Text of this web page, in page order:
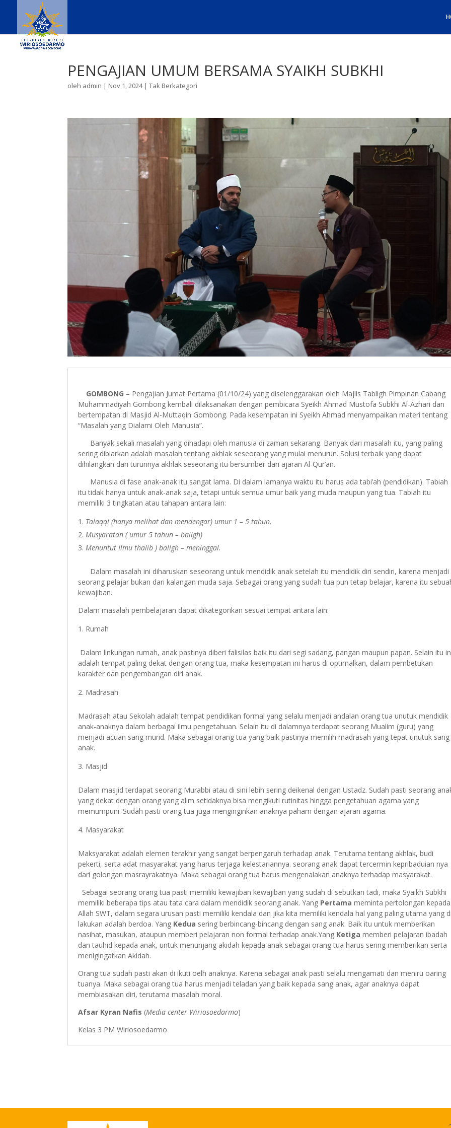
PENGAJIAN UMUM BERSAMA SYAIKH SUBKHI
oleh admin | Nov 1, 2024|Tak Berkategori
GOMBONG – Pengajian Jumat Pertama (01/10/24) yang diselenggarakan oleh Majlis Tabligh Pimpinan Cabang
Muhammadiyah Gombong kembali dilaksanakan dengan pembicara Syeikh Ahmad Mustofa Subkhi Al-Azhari dan
bertempatan di Masjid Al-Muttaqin Gombong. Pada kesempatan ini Syeikh Ahmad menyampaikan materi tentang
“Masalah yang Dialami Oleh Manusia”.
Banyak sekali masalah yang dihadapi oleh manusia di zaman sekarang. Banyak dari masalah itu, yang paling
sering dibiarkan adalah masalah tentang akhlak seseorang yang mulai menurun. Solusi terbaik yang dapat
dihilangkan dari turunnya akhlak seseorang itu bersumber dari ajaran Al-Qur’an.
Manusia di fase anak-anak itu sangat lama. Di dalam lamanya waktu itu harus ada tabi’ah (pendidikan). Tabiah
itu tidak hanya untuk anak-anak saja, tetapi untuk semua umur baik yang muda maupun yang tua. Tabiah itu
memiliki 3 tingkatan atau tahapan antara lain:
Talaqqi (hanya melihat dan mendengar) umur 1 – 5 tahun.
Musyaratan ( umur 5 tahun – baligh)
Menuntut Ilmu thalib ) baligh – meninggal.
Dalam masalah ini diharuskan seseorang untuk mendidik anak setelah itu mendidik diri sendiri, karena menjadi
seorang pelajar bukan dari kalangan muda saja. Sebagai orang yang sudah tua pun tetap belajar, karena itu
kewajiban.
Dalam masalah pembelajaran dapat dikategorikan sesuai tempat antara lain:
Rumah
Dalam linkungan rumah, anak pastinya diberi falisilas baik itu dari segi sadang, pangan maupun papan. Selain itu
adalah tempat paling dekat dengan orang tua, maka kesempatan ini harus di optimalkan, dalam pembetukan
karakter dan pengembangan diri anak.
Madrasah
Madrasah atau Sekolah adalah tempat pendidikan formal yang selalu menjadi andalan orang tua unutuk mendidik
anak-anaknya dalam berbagai ilmu pengetahuan. Selain itu di dalamnya terdapat seorang Mualim (guru) yang
menjadi acuan sang murid. Maka sebagai orang tua yang baik pastinya memilih madrasah yang tepat unutuk sang
anak.
Masjid
Dalam masjid terdapat seorang Murabbi atau di sini lebih sering deikenal dengan Ustadz. Sudah pasti seorang
yang dekat dengan orang yang alim setidaknya bisa mengikuti rutinitas hingga pengetahuan agama yang
memumpuni. Sudah pasti orang tua juga menginginkan anaknya paham dengan ajaran agama.
Masyarakat
Maksyarakat adalah elemen terakhir yang sangat berpengaruh terhadap anak. Terutama tentang akhlak, budi
pekerti, serta adat masyarakat yang harus terjaga kelestariannya. seorang anak dapat tercermin kepribaduian nya
dari golongan masrayrakatnya. Maka sebagai orang tua harus mengenalakan anaknya terhadap masyarakat.
Sebagai seorang orang tua pasti memiliki kewajiban kewajiban yang sudah di sebutkan tadi, maka Syaikh Subkhi
memiliki beberapa tips atau tata cara dalam mendidik seorang anak. Yang Pertamameminta pertolongan kepada
Allah SWT, dalam segara urusan pasti memiliki kendala dan jika kita memiliki kendala hal yang paling utama yang
lakukan adalah berdoa. Yang Kedua sering berbincang-bincang dengan sang anak. Baik itu untuk memberikan
nasihat, masukan, ataupun memberi pelajaran non formal terhadap anak.Yang Ketiga memberi pelajaran ibadah
dan tauhid kepada anak, untuk menunjang akidah kepada anak sebagai orang tua harus sering memberikan serta
menigingatkan Akidah.
Orang tua sudah pasti akan di ikuti oelh anaknya. Karena sebagai anak pasti selalu mengamati dan meniru oaring
tuanya. Maka sebagai orang tua harus menjadi teladan yang baik kepada sang anak, agar anaknya dapat
membiasakan diri, terutama masalah moral.
Afsar Kyran Nafis (Media center Wiriosoedarmo)
Kelas 3 PM Wiriosoedarmo